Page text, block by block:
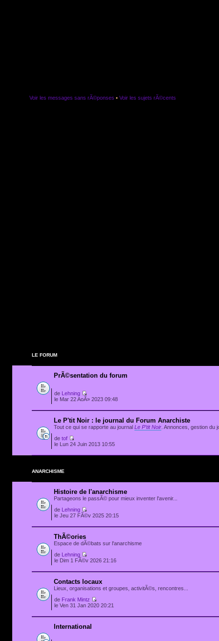
Voir les messages sans rÃ©ponses • Voir les sujets rÃ©cents
LE FORUM
PrÃ©sentation du forum
de
Lehning
le Mar 22 AoÃ» 2023 09:48
Le P'tit Noir : le journal du Forum Anarchiste
Tout ce qui se rapporte au journal Le P'tit Noir . Annonces, gestion du
de tof
le Lun 24 Juin 2013 10:55
ANARCHISME
Histoire de l'anarchisme
Partageons le passÃ© pour mieux inventer l'avenir...
de
Lehning
le Jeu 27 FÃ©v 2025 20:15
ThÃ©ories
Espace de dÃ©bats sur l'anarchisme
de
Lehning
le Dim 1 FÃ©v 2026 21:16
Contacts locaux
Lieux, organisations et groupes, activitÃ©s, rencontres...
de Frank Mintz
le Ven 31 Jan 2020 20:21
International